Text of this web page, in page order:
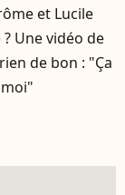
et Lucile
Une vidéo de
de bon : "Ça